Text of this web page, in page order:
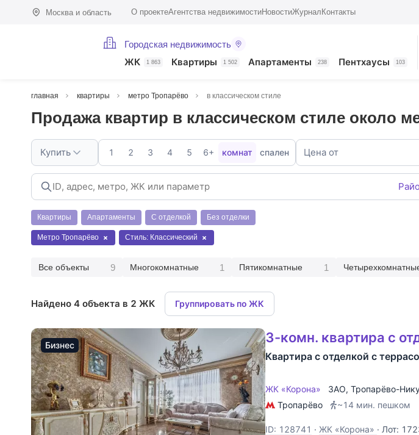
Москва и область О проектеАгентства недвижимостиНовостиЖурнал Контакты
Городская недвижимость
ЖК 1 863 Квартиры 1 502 Апартаменты 238 Пентхаусы 103
главная квартиры метро Тропарёво в классическом стиле
Продажа квартир в классическом стиле около
Купить 1 2 3 4 5 6+ комнат спален Цена от
Квартиры Апартаменты С отделкой Без отделки
Метро Тропарёво Стиль: Классический
Все объекты 9 Многокомнатные 1 Пятикомнатные 1
Найдено 4 объекта в 2 ЖК Группировать по ЖК
Бизнес 3-комн. квартира с
Квартира с отделкой с
ЖК «Корона» ЗАО, Тропарёво-
Тропарёво
~14 мин. пешком
ID: 128741 · ЖК «Корона» · Лот: